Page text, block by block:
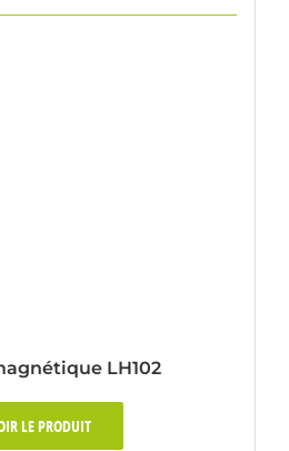
LH102
LE PRODUIT